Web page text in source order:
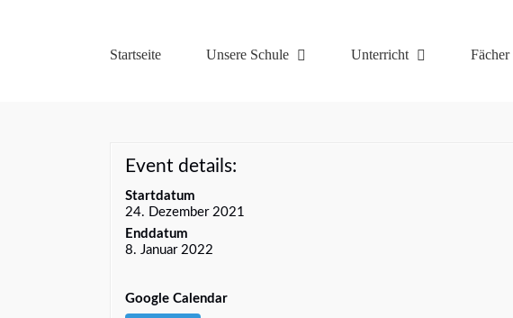
Startseite Unsere Schule Unterricht Fächer
Event details:
Startdatum
24. Dezember 2021
Enddatum
8. Januar 2022
Google Calendar